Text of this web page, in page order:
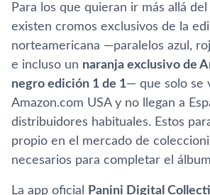
Para los que quieran ir más allá
existen cromos exclusivos de la
norteamericana —paralelos azul,
e incluso un naranja exclusivo de
negro edición 1 de 1— que solo se
Amazon.com USA y no llegan a
distribuidores habituales. Estos
propio en el mercado de
necesarios para completar el
La app oficial Panini Digital